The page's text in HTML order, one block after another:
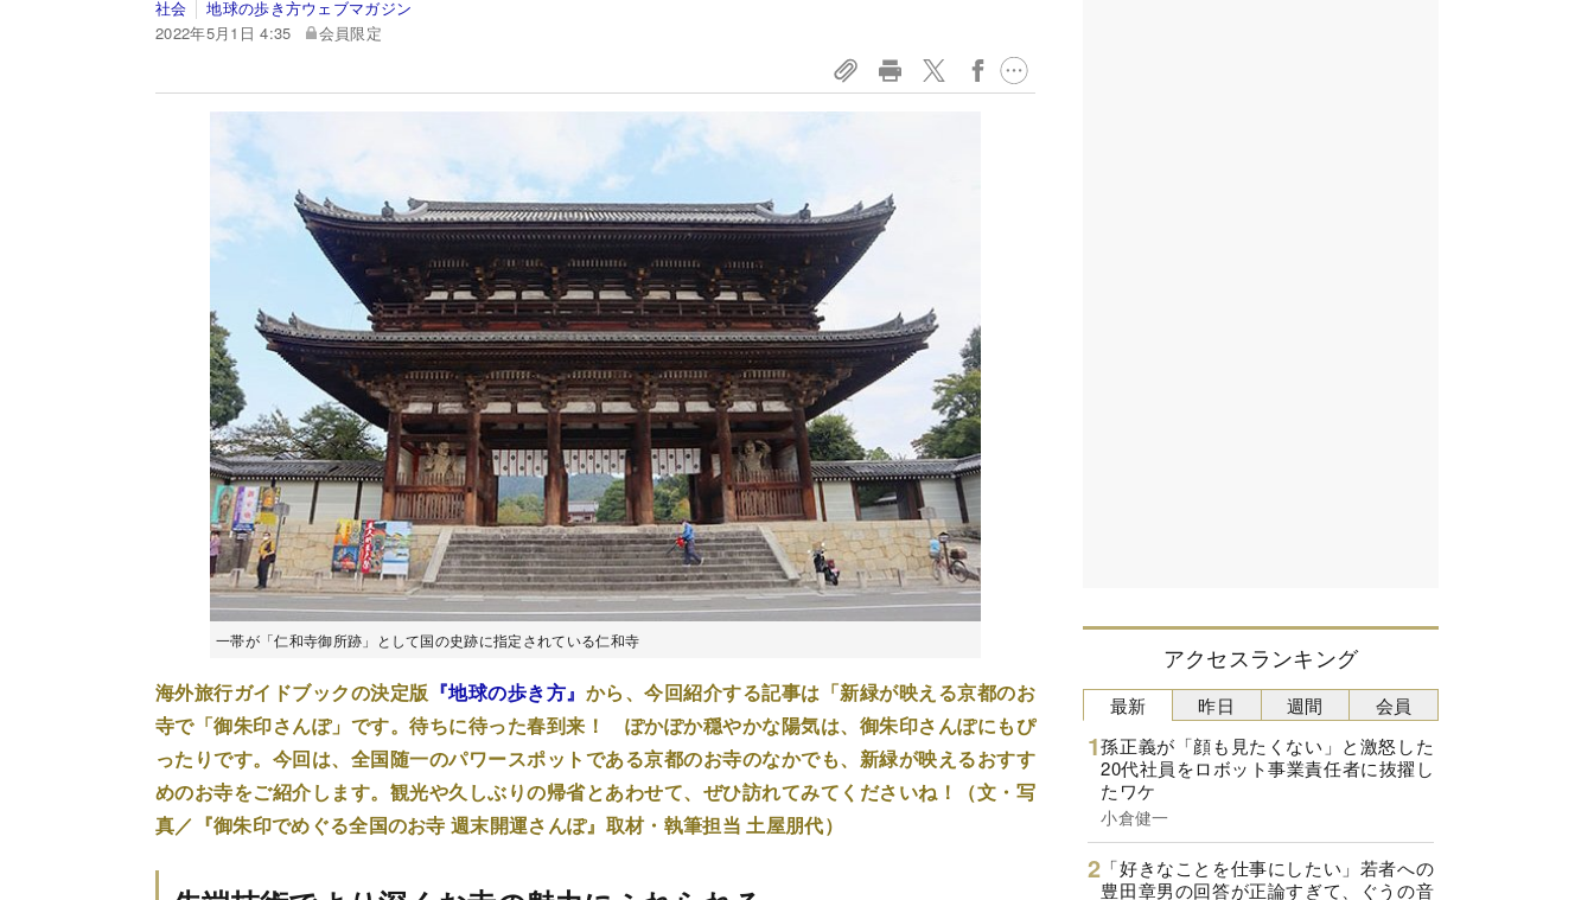
社会
地球の歩き方ウェブマガジン
2022年5月1日 4:35
会員限定
一帯が「仁和寺御所跡」として国の史跡に指定されている仁和寺
海外旅行ガイドブックの決定版 『地球の歩き方』 から、今回紹介する記事は「新緑が映える京都のお
寺で「御朱印さんぽ」です。待ちに待った春到来！ ぽかぽか穏やかな陽気は、御朱印さんぽにもぴ
ったりです。今回は、全国随一のパワースポットである京都のお寺のなかでも、新緑が映えるおすす
めのお寺をご紹介します。観光や久しぶりの帰省とあわせて、ぜひ訪れてみてくださいね！（文・写
真／『御朱印でめぐる全国のお寺 週末開運さんぽ』取材・執筆担当 土屋朋代）
アクセスランキング
最新
孫正義が「顔も見たくない」と激怒した
20代社員をロボット事業責任者に抜擢し
たワケ
小倉健一
「好きなことを仕事にしたい」若者への
豊田章男の回答が正論すぎて、ぐうの音
昨日 週間 会員